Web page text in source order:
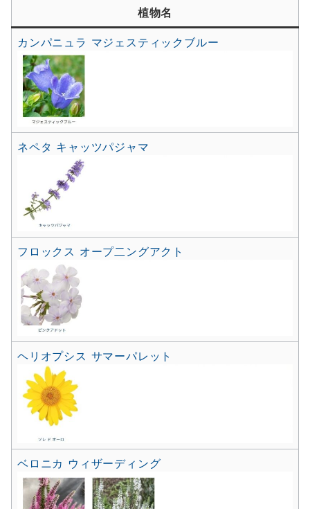
植物名
カンパニュラ マジェスティックブルー
ネペタ キャッツパジャマ
フロックス オープ二ングアクト
ヘリオプシス サマーパレット
ベロニカ ウィザーディング